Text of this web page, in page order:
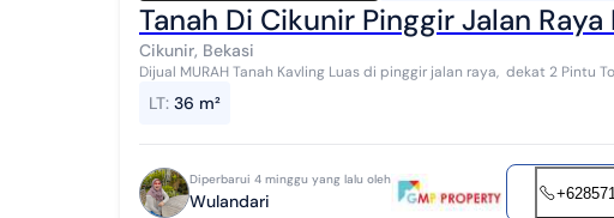
Tanah Di Cikunir Pinggir Jalan
Cikunir, Bekasi
Dijual MURAH Tanah Kavling Luas di pinggir jalan raya, dekat 2 Pintu
LT: 36 m²
Diperbarui 4 minggu yang lalu oleh
Wulandari